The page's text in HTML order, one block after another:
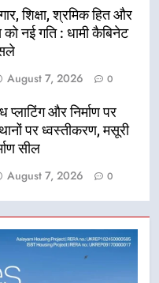
शिक्षा, श्रमिक हित और
नई गति : धामी कैबिनेट
August 7, 2026 0
प्लाटिंग और निर्माण पर
पर ध्वस्तीकरण, मसूरी
सील
August 7, 2026 0